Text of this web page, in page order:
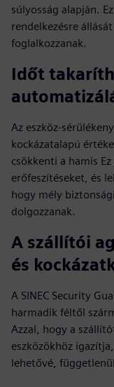
súlyosság alapján.
rendelkezésre
foglalkozzanak.
Időt
Az eszköz-
kockázatalapú
csökkenti a hamis
erőfeszítéseket, és
hogy mély
dolgozzanak.
A szállítói
és
A SINEC Security
harmadik féltől
Azzal, hogy a
eszközökhöz
lehetővé,